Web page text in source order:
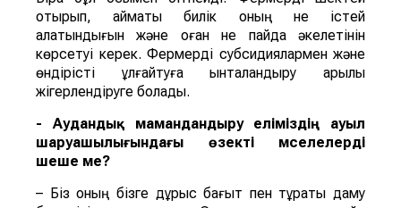
отырып, аймақтық билік оның не істей
алатындығын және оған не пайда әкелетінін
көрсетуі керек. Фермерді субсидиялармен және
өндірісті ұлғайтуға ынталандыру арқылы
жігерлендіруге болады.
- Аудандық мамандандыру еліміздің ауыл
шаруашылығындағы өзекті мәселелерді
шеше ме?
– Біз оның бізге дұрыс бағыт пен тұрақты даму